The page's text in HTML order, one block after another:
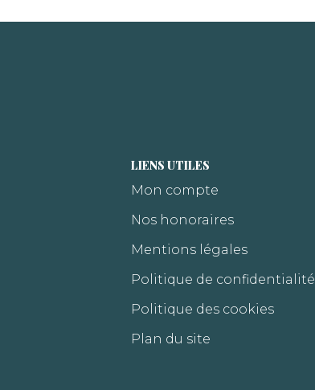
LIENS UTILES
Mon compte
Nos honoraires
Mentions légales
Politique de confidentialité
Politique des cookies
Plan du site